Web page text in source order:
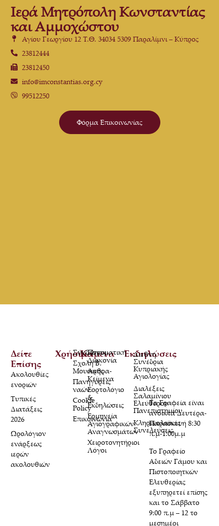
Ιερά Μητρόπολη Κωνσταντίας
και Αμμοχώστου
Αγίου Γεωργίου 12 Τ.Θ. 34034 5309 Παραλίμνι – Κύπρος
23812444
23812450
info@imconstantias.org.cy
99512250
Φόρμα Επικοινωνίας
Τα Γραφεία είναι
ανοικτά Δευτέρα-
Παρασκευή 8:30
π.μ-1:00μ.μ
Το Γραφείο
Αδειών Γάμου και
Πιστοποιητκών
Ελευθερίας
εξυπηρετεί επίσης
και το Σάββατο
9:00 π.μ – 12 το
μεσημέρι
Χρήσιμα
Σύνδεσμοι
Σχολή Β.
Μουσικής
Πανηγύρεις
ναών
Cookie
Policy
Επικοινωνία
Κείμενα
Πνευματική
Διακονία
Άρθρα-
Κείμενα
Εορτολόγιο
&
Εκδηλώσεις
Ερμηνεία
Αγιογραφικών
Αναγνωσμάτων
Χειροτονητήριοι
Λόγοι
Δείτε
Επίσης
Ακολουθίες
ενοριών
Τυπικές
Διατάξεις
2026
Ωρολόγιον
ενάρξεως
ιερών
ακολουθιών
Εκδηλώσεις
Διεθνή
Συνέδρια
Κυπριακής
Αγιολογίας
Διαλέξεις
Σαλαμίνιου
Ελεύθερου
Πανεπιστημίου
Κληρικολαϊκές
Συνελεύσεις